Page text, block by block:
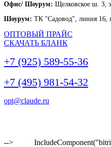
Офис/ Шоурум: Щелковское ш. 3,
Шоурум: ТК "Садовод", линия 16,
ОПТОВЫЙ ПРАЙС
СКАЧАТЬ БЛАНК
+7 (925) 589-55-36
+7 (495) 981-54-32
opt@claude.ru
-->